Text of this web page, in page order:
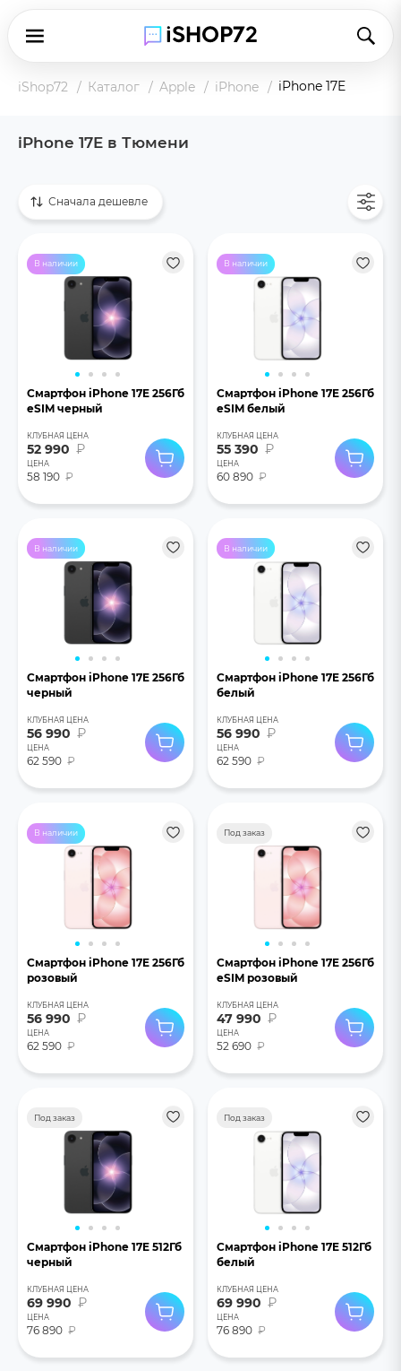
iShop72 Каталог Apple iPhone iPhone 17E
iPhone 17E в Тюмени
Сначала дешевле
В наличии
Смартфон iPhone 17E 256Гб
eSIM черный
КЛУБНАЯ ЦЕНА
52 990 ₽
ЦЕНА
58 190 ₽
В наличии
Смартфон iPhone 17E 256Гб
eSIM белый
КЛУБНАЯ ЦЕНА
55 390 ₽
ЦЕНА
60 890 ₽
В наличии
Смартфон iPhone 17E 256Гб
черный
КЛУБНАЯ ЦЕНА
56 990 ₽
ЦЕНА
62 590 ₽
В наличии
Смартфон iPhone 17E 256Гб
белый
КЛУБНАЯ ЦЕНА
56 990 ₽
ЦЕНА
62 590 ₽
В наличии
Смартфон iPhone 17E 256Гб
розовый
КЛУБНАЯ ЦЕНА
56 990 ₽
ЦЕНА
62 590 ₽
Под заказ
Смартфон iPhone 17E 256Гб
eSIM розовый
КЛУБНАЯ ЦЕНА
47 990 ₽
ЦЕНА
52 690 ₽
Под заказ
Смартфон iPhone 17E 512Гб
черный
КЛУБНАЯ ЦЕНА
69 990 ₽
ЦЕНА
76 890 ₽
Под заказ
Смартфон iPhone 17E 512Гб
белый
КЛУБНАЯ ЦЕНА
69 990 ₽
ЦЕНА
76 890 ₽